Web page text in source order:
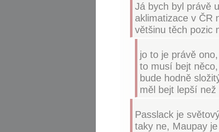
Já bych byl právě
aklimatizace v ČR
většinu těch pozic
jo to je právě
to musí bejt
bude hodně
měl bejt lepší
Passlack je
taky ne, Maupay